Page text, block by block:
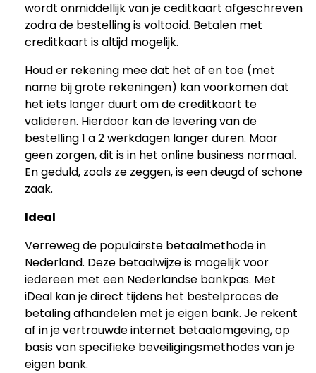
wordt onmiddellijk van je ceditkaart afgeschreven
zodra de bestelling is voltooid. Betalen met
creditkaart is altijd mogelijk.
Houd er rekening mee dat het af en toe (met
name bij grote rekeningen) kan voorkomen dat
het iets langer duurt om de creditkaart te
valideren. Hierdoor kan de levering van de
bestelling 1 a 2 werkdagen langer duren. Maar
geen zorgen, dit is in het online business normaal.
En geduld, zoals ze zeggen, is een deugd of schone
zaak.
Ideal
Verreweg de populairste betaalmethode in
Nederland. Deze betaalwijze is mogelijk voor
iedereen met een Nederlandse bankpas. Met
iDeal kan je direct tijdens het bestelproces de
betaling afhandelen met je eigen bank. Je rekent
af in je vertrouwde internet betaalomgeving, op
basis van specifieke beveiligingsmethodes van je
eigen bank.